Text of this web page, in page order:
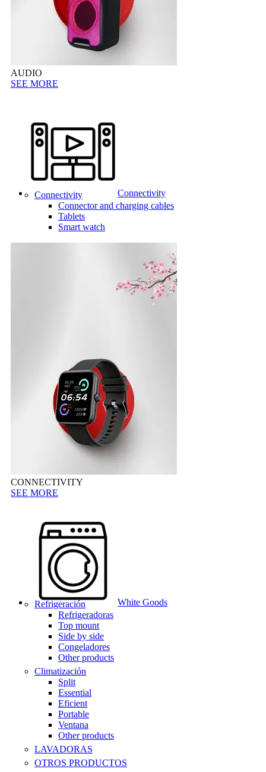
AUDIO
SEE MORE
Connectivity
Connectivity
Connector and charging cables
Tablets
Smart watch
CONNECTIVITY
SEE MORE
White Goods
Refrigeración
Refrigeradoras
Top mount
Side by side
Congeladores
Other products
Climatización
Split
Essential
Eficient
Portable
Ventana
Other products
LAVADORAS
OTROS PRODUCTOS